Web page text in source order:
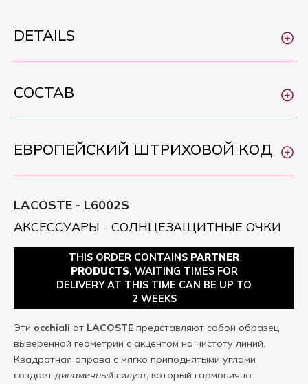
DETAILS
СОСТАВ
ЕВРОПЕЙСКИЙ ШТРИХОВОЙ КОД
LACOSTE - L6002S
АКСЕССУАРЫ - СОЛНЦЕЗАЩИТНЫЕ ОЧКИ
THIS ORDER CONTAINS PARTNER
PRODUCTS, WAITING TIMES FOR
DELIVERY AT THIS TIME CAN BE UP TO
2 WEEKS
Эти occhiali от LACOSTE представляют собой образец
выверенной геометрии с акцентом на чистоту линий.
Квадратная оправа с мягко приподнятыми углами
создает динамичный силуэт, который гармонично